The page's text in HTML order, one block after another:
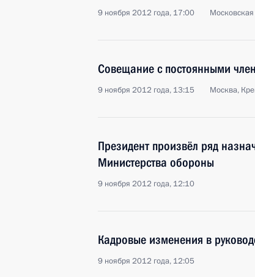
9 ноября 2012 года, 17:00
Совещание с постоянными
9 ноября 2012 года, 13:15 Москва,
Президент произвёл ряд
Министерства обороны
9 ноября 2012 года, 12:10
Кадровые изменения в
9 ноября 2012 года, 12:05